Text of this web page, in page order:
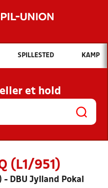
Hvad vil du søge efter?
OG NYHEDER
KLUBBER OG
SPILLESTED KAMP
et hold
(L1/951)
- DBU Jylland Pokal